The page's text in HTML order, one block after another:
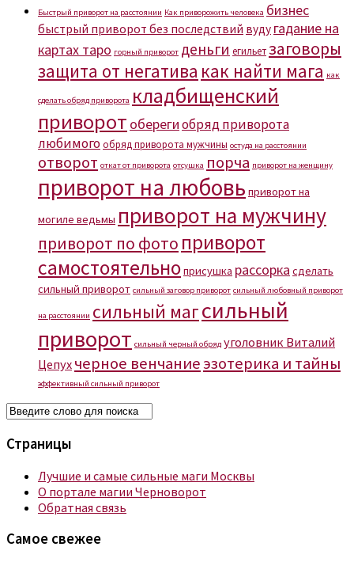
Быстрый приворот на расстоянии Как приворожить человека бизнес
быстрый приворот без последствий вуду гадание на
картах таро горный приворот деньги егильетзаговоры
защита от негатива как найти мага как
сделать обряд приворота кладбищенский
приворот оберегиобряд приворота
любимогообряд приворота мужчины остуда на расстоянии
отворот откат от приворота отсушка порча приворот на женщину
приворот на любовь приворот на
могиле ведьмы приворот на мужчину
приворот по фото приворот
самостоятельноприсушка рассорка сделать
сильный приворот сильный заговор приворот сильный любовный приворот
на расстоянии сильный магсильный
приворот сильный черный обряд уголовник Виталий
Цепух черное венчаниеэзотерика и тайны
эффективный сильный приворот
Страницы
Лучшие и самые сильные маги Москвы
О портале магии Черноворот
Обратная связь
Самое свежее